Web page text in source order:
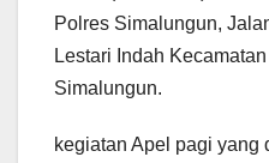
Polres Simalungun,
Lestari Indah
Simalungun.
kegiatan Apel pagi yang